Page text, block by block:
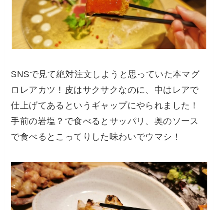
SNSで見て絶対注文しようと思っていた本マグ
ロレアカツ！ 皮はサクサクなのに、中はレアで
仕上げてあるというギャップにやられました！
手前の岩塩？で食べるとサッパリ、奥のソース
で食べるとこってりした味わいでウマシ！